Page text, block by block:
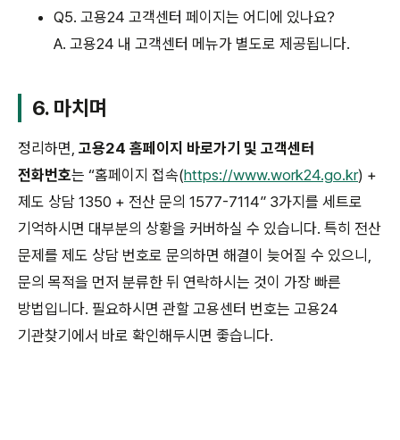
Q5. 고용24 고객센터 페이지는 어디에 있나요?
A. 고용24 내 고객센터 메뉴가 별도로 제공됩니다.
6. 마치며
정리하면, 고용24 홈페이지 바로가기 및 고객센터
전화번호는 “홈페이지 접속(https://www.work24.go.kr) +
제도 상담 1350 + 전산 문의 1577-7114” 3가지를 세트로
기억하시면 대부분의 상황을 커버하실 수 있습니다. 특히 전산
문제를 제도 상담 번호로 문의하면 해결이 늦어질 수 있으니,
문의 목적을 먼저 분류한 뒤 연락하시는 것이 가장 빠른
방법입니다. 필요하시면 관할 고용센터 번호는 고용24
기관찾기에서 바로 확인해두시면 좋습니다.